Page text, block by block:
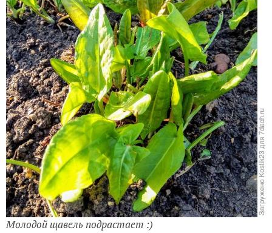
Молодой щавель подрастает :)